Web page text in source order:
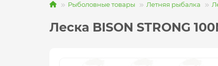
Рыболовные товары Летняя рыбалка
Леска BISON STRONG